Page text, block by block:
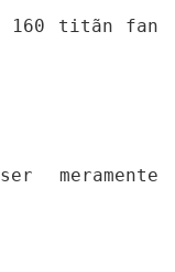
160 titãn fan
meramente